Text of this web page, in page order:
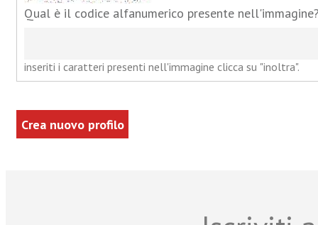
Qual è il codice alfanumerico presente
inseriti i caratteri presenti nell'immagine clicca su "inoltra".